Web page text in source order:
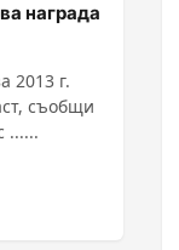
награда
2013 г.
съобщи
......